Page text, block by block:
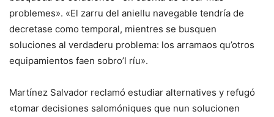
problemes». «El zarru del aniellu navegable tendría de
decretase como temporal, mientres se busquen
soluciones al verdaderu problema: los arramaos qu’otros
equipamientos faen sobro’l ríu».
Martínez Salvador reclamó estudiar alternatives y refugó
«tomar decisiones salomóniques que nun solucionen